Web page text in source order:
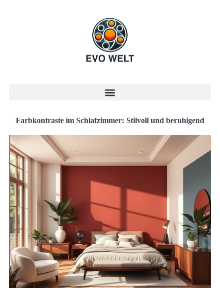
Farbkontraste im Schlafzimmer: Stilvoll und beruhigend